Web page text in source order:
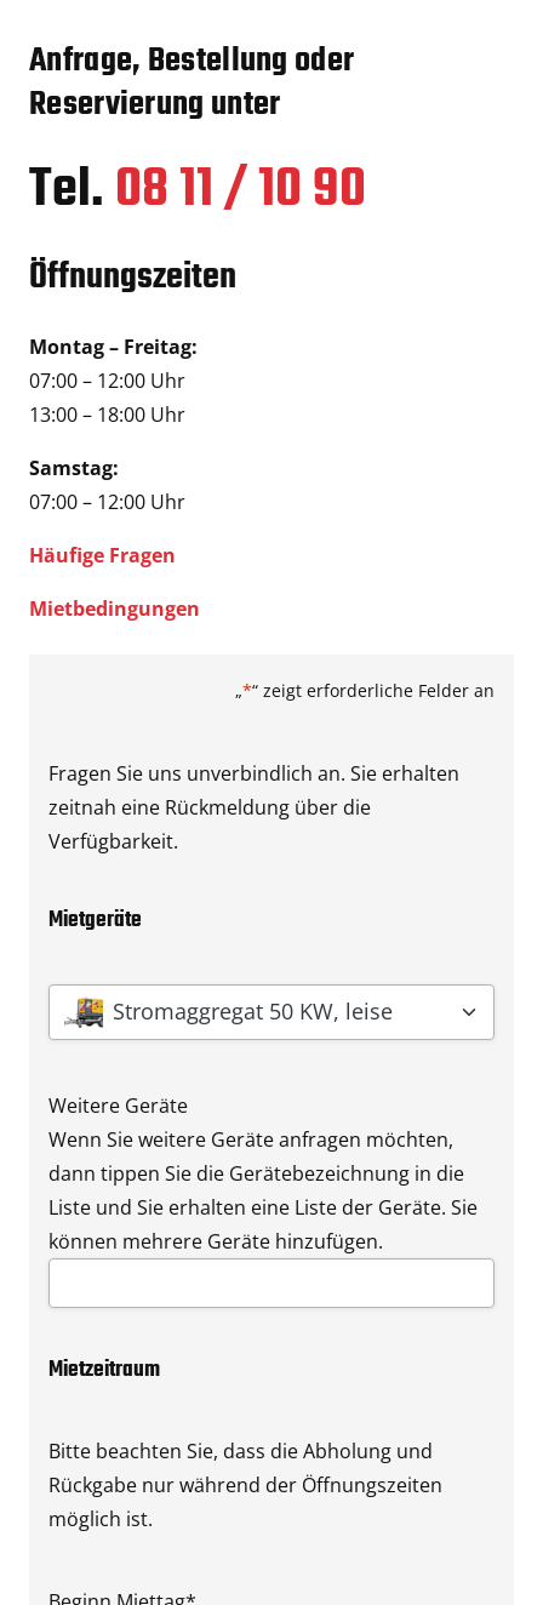
Anfrage, Bestellung oder
Reservierung unter
Tel.08 11 / 10 90
Öffnungszeiten
Montag – Freitag:
07:00 – 12:00 Uhr
13:00 – 18:00 Uhr
Samstag:
07:00 – 12:00 Uhr
Häufige Fragen
Mietbedingungen
„*“ zeigt erforderliche Felder an
Fragen Sie uns unverbindlich an. Sie erhalten
zeitnah eine Rückmeldung über die
Verfügbarkeit.
Mietgeräte
Gerät* Stromaggregat 50 KW, leise
Weitere Geräte
Wenn Sie weitere Geräte anfragen möchten,
dann tippen Sie die Gerätebezeichnung in die
Liste und Sie erhalten eine Liste der Geräte. Sie
können mehrere Geräte hinzufügen.
Mietzeitraum
Bitte beachten Sie, dass die Abholung und
Rückgabe nur während der Öffnungszeiten
möglich ist.